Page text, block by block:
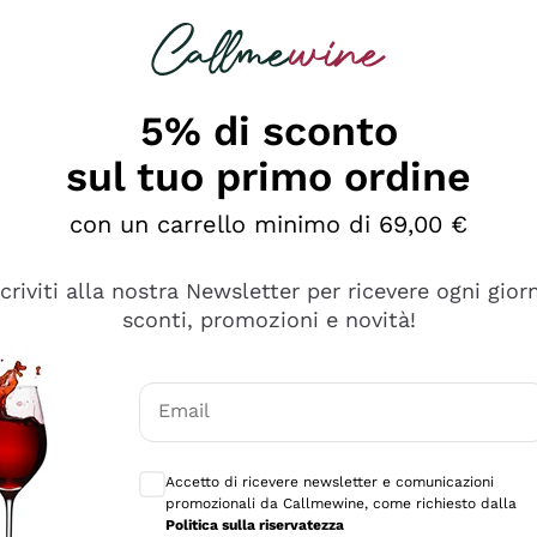
è male ma secondo me ci sono alternative che
5% di sconto
sul tuo primo ordine
con un carrello minimo di 69,00 €
alla nostra Newsletter per ricevere ogni
sconti, promozioni e novità!
Email
Accetto di ricevere newsletter e comunicazioni
promozionali da Callmewine, come richiesto dalla
Politica sulla riservatezza